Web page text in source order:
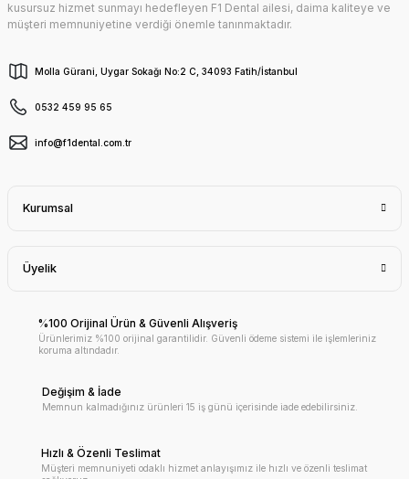
kusursuz hizmet sunmayı hedefleyen F1 Dental ailesi, daima kaliteye ve
müşteri memnuniyetine verdiği önemle tanınmaktadır.
Molla Gürani, Uygar Sokağı No:2 C, 34093 Fatih/İstanbul
0532 459 95 65
info@f1dental.com.tr
Kurumsal
Üyelik
%100 Orijinal Ürün & Güvenli Alışveriş
Ürünlerimiz %100 orijinal garantilidir. Güvenli ödeme sistemi ile işlemleriniz
koruma altındadır.
Değişim & İade
Memnun kalmadığınız ürünleri 15 iş günü içerisinde iade edebilirsiniz.
Hızlı & Özenli Teslimat
Müşteri memnuniyeti odaklı hizmet anlayışımız ile hızlı ve özenli teslimat